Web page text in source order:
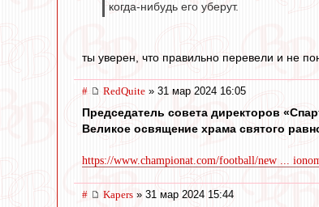
когда-нибудь его уберут.
ты уверен, что правильно перевели и не
# RedQuite » 31 мар 2024 16:05
Председатель совета директоров
Великое освящение храма святого
https://www.championat.com/football/new ...
# Kapers » 31 мар 2024 15:44